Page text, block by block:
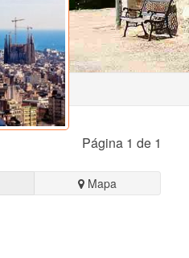
Página 1 de 1
Mapa